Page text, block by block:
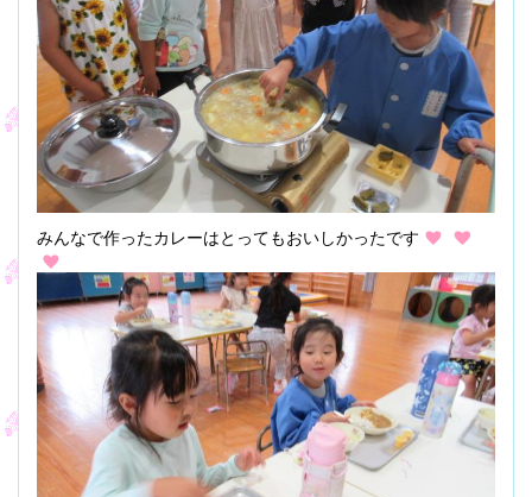
みんなで作ったカレーはとってもおいしかったです